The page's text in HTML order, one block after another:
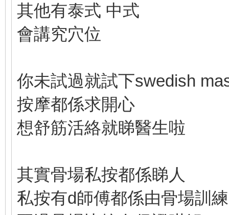
其他有泰式 中式
會講究穴位
你未試過就試下swedish
按摩都係求開心
想舒筋活絡就睇醫生啦
其實骨場私按都係睇人
私按有d師傅都係由骨場訓練